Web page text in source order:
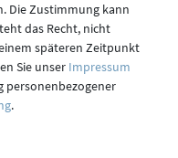
Die Zustimmung kann
das Recht, nicht
späteren Zeitpunkt
Sie unser Impressum
personenbezogener
.